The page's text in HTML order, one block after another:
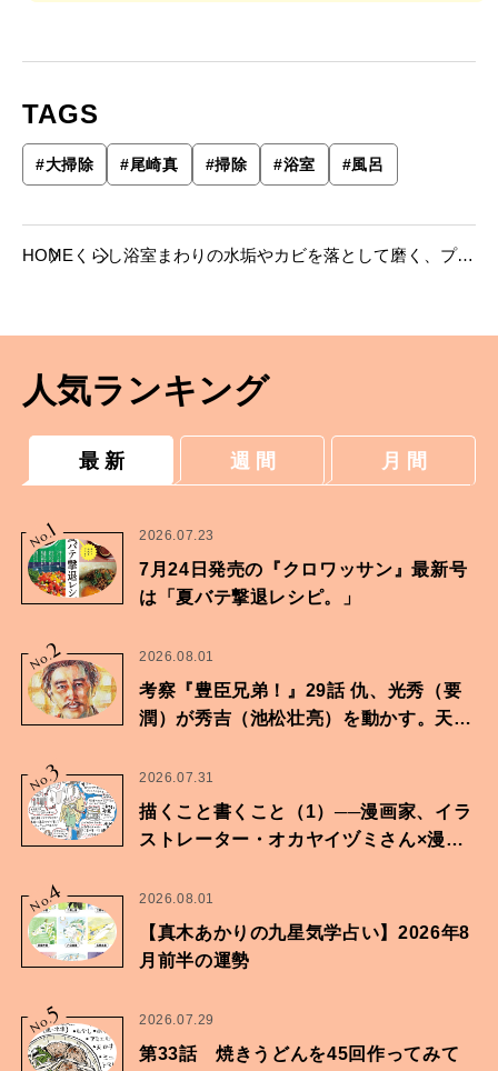
TAGS
#大掃除 #尾崎真 #掃除 #浴室 #風呂
HOME くらし浴室まわりの水垢やカビを落として磨く、プロ
人気ランキング
最 新 週 間 月 間
No.
1 2026.07.23
7月24日発売の『クロワッサン』最新号
は「夏バテ撃退レシピ。」
No.2 2026.08.01
考察『豊臣兄弟！』29話 仇、光秀（要
潤）が秀吉（池松壮亮）を動かす。天下
No.3 2026.07.31
描くこと書くこと（1）──漫画家、イラ
ストレーター・オカヤイヅミさん×漫画
No.4 2026.08.01
【真木あかりの九星気学占い】2026年8
月前半の運勢
No.5 2026.07.29
第33話 焼きうどんを45回作ってみて